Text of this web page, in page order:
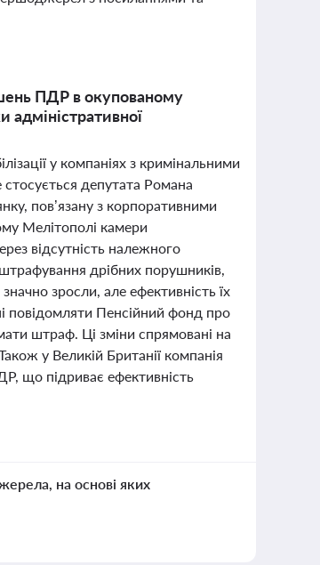
ПДР в окупованому
адміністративної
у компаніях з кримінальними
депутата Романа
пов’язану з корпоративними
Мелітополі камери
відсутність належного
дрібних порушників,
зросли, але ефективність їх
повідомляти Пенсійний фонд про
штраф. Ці зміни спрямовані на
у Великій Британії компанія
що підриває ефективність
на основі яких